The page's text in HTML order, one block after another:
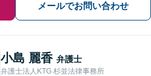
メールでお問い合わせ
小島 麗香 弁護士
弁護士法人KTG 杉並法律事務所